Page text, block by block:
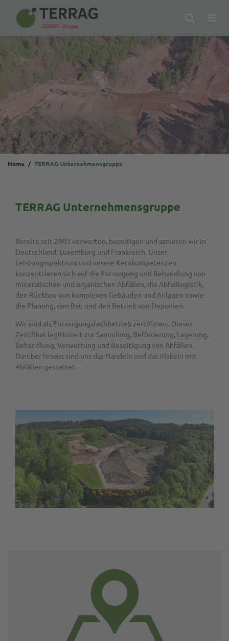
Home TERRAG Unternehmensgruppe
TERRAG Unternehmensgruppe
Bereits seit 2003 verwerten, beseitigen und sanieren wir in
Deutschland, Luxemburg und Frankreich. Unser
Leistungsspektrum und unsere Kernkompetenzen
konzentrieren sich auf die Entsorgung und Behandlung von
mineralischen und organischen Abfällen, die Abfalllogistik,
den Rückbau von komplexen Gebäuden und Anlagen sowie
die Planung, den Bau und den Betrieb von Deponien.
Wir sind als Entsorgungsfachbetrieb zertifiziert. Dieses
Zertifikat legitimiert zur Sammlung, Beförderung, Lagerung,
Behandlung, Verwertung und Beseitigung von Abfällen.
Darüber hinaus sind uns das Handeln und das Makeln mit
Abfällen gestattet.